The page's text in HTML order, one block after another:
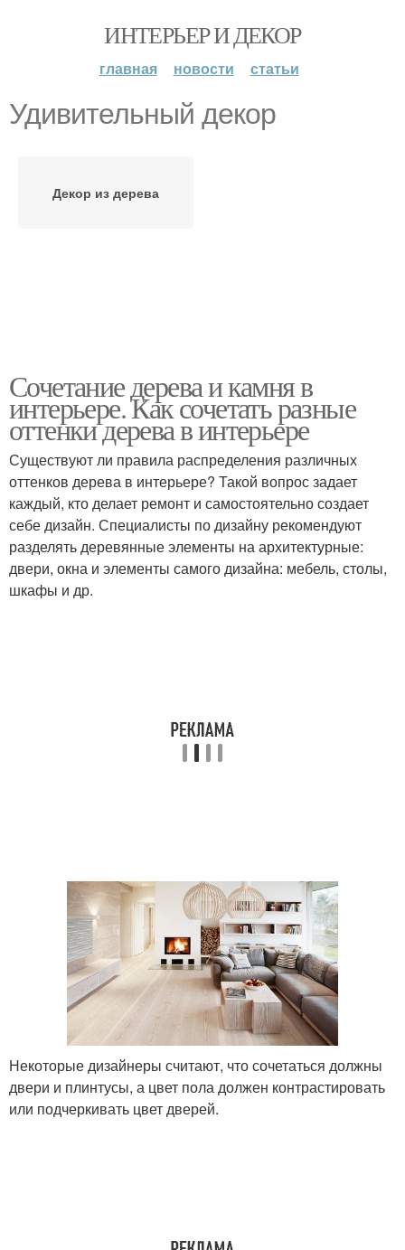
ИНТЕРЬЕР И ДЕКОР
главная новости статьи
Удивительный декор
Декор из дерева
Сочетание дерева и камня в
интерьере. Как сочетать разные
оттенки дерева в интерьере
Существуют ли правила распределения различных
оттенков дерева в интерьере? Такой вопрос задает
каждый, кто делает ремонт и самостоятельно создает
себе дизайн. Специалисты по дизайну рекомендуют
разделять деревянные элементы на архитектурные:
двери, окна и элементы самого дизайна: мебель, столы,
шкафы и др.
Некоторые дизайнеры считают, что сочетаться должны
двери и плинтусы, а цвет пола должен контрастировать
или подчеркивать цвет дверей.